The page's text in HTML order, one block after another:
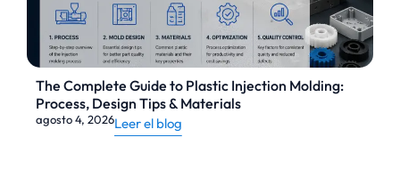
The Complete Guide to Plastic Injection Molding:
Process, Design Tips & Materials
agosto 4, 2026Leer el blog